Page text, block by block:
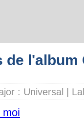
de
: Universal |
moi